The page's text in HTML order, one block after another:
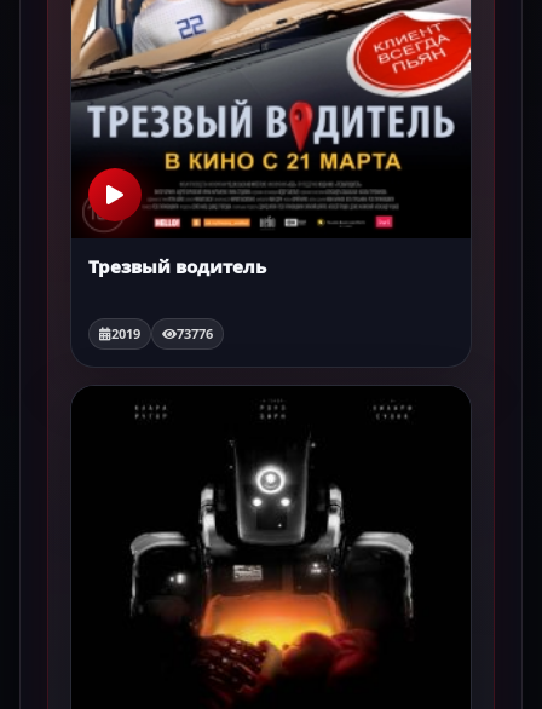
Трезвый водитель
2019 73776